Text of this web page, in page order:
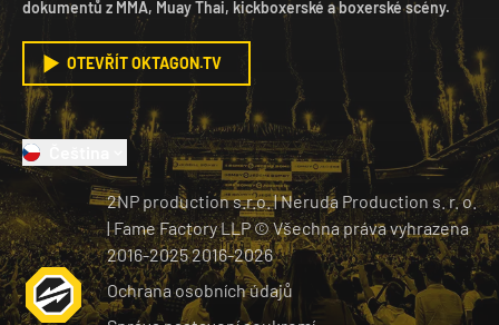
dokumentů z MMA, Muay Thai, kickboxerské a boxerské scény.
OTEVŘÍT OKTAGON.TV
2NP production s.r.o.|Neruda Production s. r. o.
| Fame Factory LLP © Všechna práva vyhrazena
2016-20252016-2026
Ochrana osobních údajů